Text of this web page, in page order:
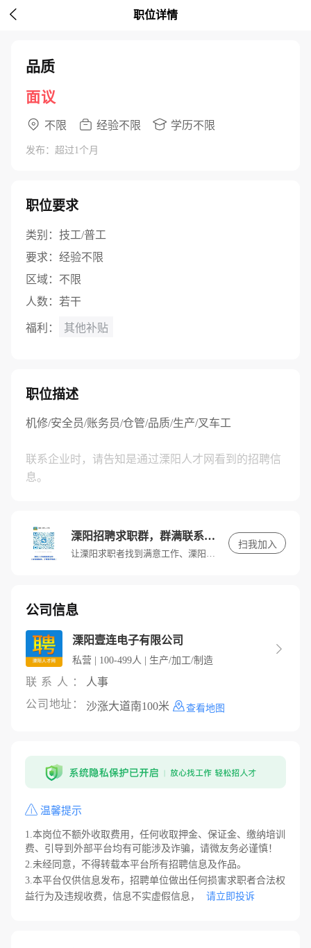
 职位详情
品质
面议
不限 经验不限 学历不限
发布：超过1个月
职位要求
类别： 技工/普工
要求： 经验不限
区域： 不限
人数： 若干
福利： 其他补贴
职位描述
机修/安全员/账务员/仓管/品质/生产/叉车工
联系企业时，请告知是通过溧阳人才网看到的招聘信
息。
溧阳招聘求职群，群满联系客服进入
让溧阳求职者找到满意工作、溧阳招聘单位找到满意人才。
扫我加入
公司信息
溧阳壹连电子有限公司
私营 | 100-499人 | 生产/加工/制造

联系人：
人事
公司地址：
沙涨大道南100米 查看地图
温馨提示
1.本岗位不额外收取费用，任何收取押金、保证金、缴纳培训
费、引导到外部平台均有可能涉及诈骗，请微友务必谨慎！
2.未经同意，不得转载本平台所有招聘信息及作品。
3.本平台仅供信息发布，招聘单位做出任何损害求职者合法权
益行为及违规收费，信息不实虚假信息，
请立即投诉